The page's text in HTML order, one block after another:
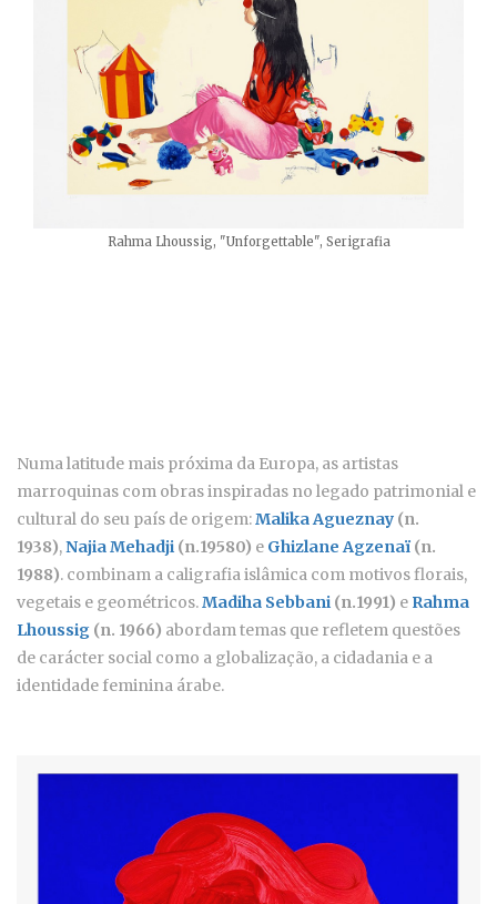
Rahma Lhoussig, "Unforgettable", Serigrafia
Numa latitude mais próxima da Europa, as artistas
marroquinas com obras inspiradas no legado patrimonial e
cultural do seu país de origem:Malika Agueznay (n.
1938),Najia Mehadji (n.19580) e Ghizlane Agzenaï (n.
1988). combinam a caligrafia islâmica com motivos florais,
vegetais e geométricos.Madiha Sebbani (n.1991) e Rahma
Lhoussig (n. 1966) abordam temas que refletem questões
de carácter social como a globalização, a cidadania e a
identidade feminina árabe.